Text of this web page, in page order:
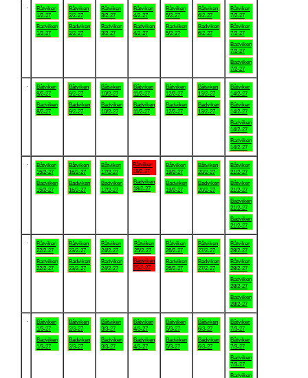
Båtviken
1/2-27
Badviken
1/2-27
Båtviken
2/2-27
Badviken
2/2-27
Båtviken
3/2-27
Badviken
3/2-27
Båtviken
4/2-27
Badviken
4/2-27
Båtviken
5/2-27
Badviken
5/2-27
Båtviken
6/2-27
Badviken
6/2-27
Båtviken
7/2-27
Båtviken
7/2-27
Badviken
7/2-27
Badviken
7/2-27
Båtviken
8/2-27
Badviken
8/2-27
Båtviken
9/2-27
Badviken
9/2-27
Båtviken
10/2-27
Badviken
10/2-27
Båtviken
11/2-27
Badviken
11/2-27
Båtviken
12/2-27
Badviken
12/2-27
Båtviken
13/2-27
Badviken
13/2-27
Båtviken
14/2-27
Båtviken
14/2-27
Badviken
14/2-27
Badviken
14/2-27
Båtviken
15/2-27
Badviken
15/2-27
Båtviken
16/2-27
Badviken
16/2-27
Båtviken
17/2-27
Badviken
17/2-27
Båtviken
18/2-27
Badviken
18/2-27
Båtviken
19/2-27
Badviken
19/2-27
Båtviken
20/2-27
Badviken
20/2-27
Båtviken
21/2-27
Båtviken
21/2-27
Badviken
21/2-27
Badviken
21/2-27
Båtviken
22/2-27
Badviken
22/2-27
Båtviken
23/2-27
Badviken
23/2-27
Båtviken
24/2-27
Badviken
24/2-27
Båtviken
25/2-27
Badviken
25/2-27
Båtviken
26/2-27
Badviken
26/2-27
Båtviken
27/2-27
Badviken
27/2-27
Båtviken
28/2-27
Båtviken
28/2-27
Badviken
28/2-27
Badviken
28/2-27
Båtviken
1/3-27
Badviken
1/3-27
Båtviken
2/3-27
Badviken
2/3-27
Båtviken
3/3-27
Badviken
3/3-27
Båtviken
4/3-27
Badviken
4/3-27
Båtviken
5/3-27
Badviken
5/3-27
Båtviken
6/3-27
Badviken
6/3-27
Båtviken
7/3-27
Båtviken
7/3-27
Badviken
7/3-27
Badviken